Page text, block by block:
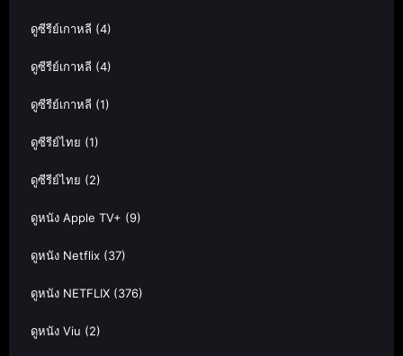
ดูซีรีย์เกาหลี (4)
ดูซีรีย์เกาหลี (4)
ดูซีรีย์เกาหลี (1)
ดูซีรีย์ไทย (1)
ดูซีรีย์ไทย (2)
ดูหนัง Apple TV+ (9)
ดูหนัง Netflix (37)
ดูหนัง NETFLIX (376)
ดูหนัง Viu (2)